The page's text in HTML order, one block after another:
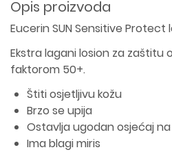
Opis proizvoda
Eucerin SUN Sensitive Protect
Ekstra lagani losion za zaštitu
faktorom 50+.
Štiti osjetljivu kožu
Brzo se upija
Ostavlja ugodan osjećaj na
Ima blagi miris